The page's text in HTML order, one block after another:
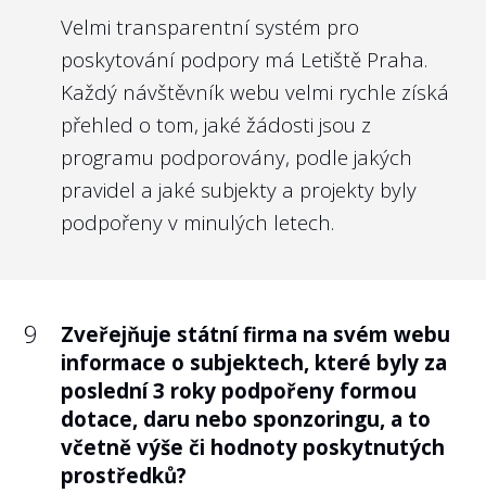
máme za to, že obdobně transparentní co
do odměňování svých nejvyšších orgánů by
měly být i státní firmy.
Nejlépe to dělají v/ve:
Povodí Vltavy, s.p.
odměnách jednotlivých členů jejího
kontrolního orgánu (např. členů dozorčí
rady, správní rady)?
Doporučení:
Kontrolní orgán je prodlouženou rukou
Velmi transparentní systém pro
poskytování podpory má Letiště Praha.
Každý návštěvník webu velmi rychle získá
přehled o tom, jaké žádosti jsou z
programu podporovány, podle jakých
pravidel a jaké subjekty a projekty byly
podpořeny v minulých letech.
9
Zveřejňuje státní firma na svém webu
informace o subjektech, které byly za
poslední 3 roky podpořeny formou
dotace, daru nebo sponzoringu, a to
včetně výše či hodnoty poskytnutých
prostředků?